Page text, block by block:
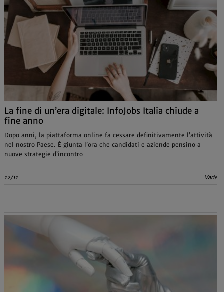
La fine di un’era digitale: InfoJobs Italia chiude a
fine anno
Dopo anni, la piattaforma online fa cessare definitivamente l’attività
nel nostro Paese. È giunta l’ora che candidati e aziende pensino a
nuove strategie d’incontro
12/11 Varie